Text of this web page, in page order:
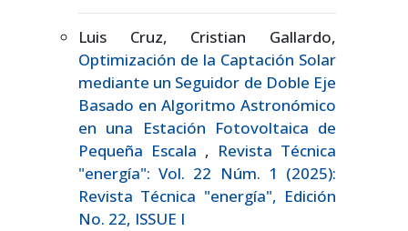
Luis Cruz, Cristian Gallardo,
Optimización de la Captación Solar
mediante un Seguidor de Doble Eje
Basado en Algoritmo Astronómico
en una Estación Fotovoltaica de
Pequeña Escala , Revista Técnica
"energía": Vol. 22 Núm. 1 (2025):
Revista Técnica "energía", Edición
No. 22, ISSUE I